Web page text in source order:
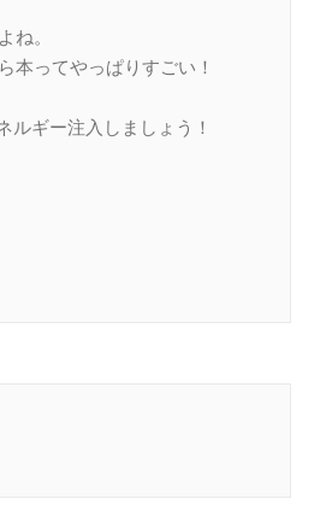
ね。
本ってやっぱりすごい！
ルギー注入しましょう！